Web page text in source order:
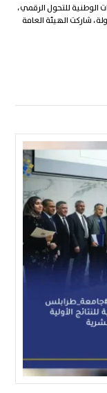
التوجهات الوطنية للتحول الرقمي،
شاركت الهيئة العامة